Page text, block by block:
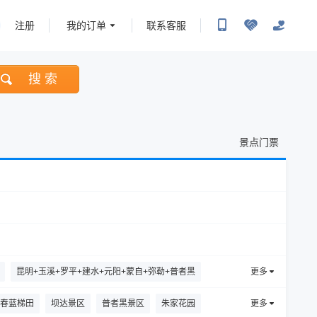
注册 我的订单 联系客服
搜 索
景点门票
更多
昆明+玉溪+罗平+建水+元阳+蒙自+弥勒+普者黑
昆明+玉溪+建水+元阳+蒙自+弥勒+普者黑
更多
蓝梯田 坝达景区 普者黑景区 朱家花园